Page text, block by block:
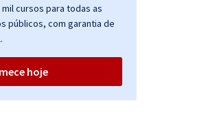
cursos para todas as
públicos, com garantia de
hoje